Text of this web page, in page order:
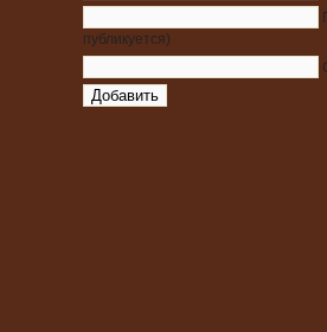
публикуется)